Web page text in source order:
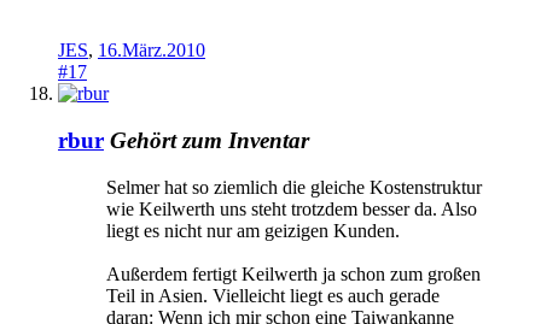
JES, 16.März.2010
#17
rbur Gehört zum Inventar
Selmer hat so ziemlich die gleiche Kostenstruktur
wie Keilwerth uns steht trotzdem besser da. Also
liegt es nicht nur am geizigen Kunden.
Außerdem fertigt Keilwerth ja schon zum großen
Teil in Asien. Vielleicht liegt es auch gerade
daran: Wenn ich mir schon eine Taiwankanne